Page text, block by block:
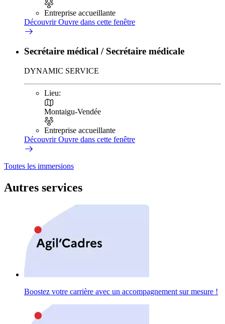
Entreprise accueillante
DécouvrirOuvre dans cette fenêtre
Secrétaire médical / Secrétaire médicale
DYNAMIC SERVICE
Lieu:
Montaigu-Vendée
Entreprise accueillante
DécouvrirOuvre dans cette fenêtre
Toutes les immersions
Autres services
Boostez votre carrière avec un accompagnement sur mesure !